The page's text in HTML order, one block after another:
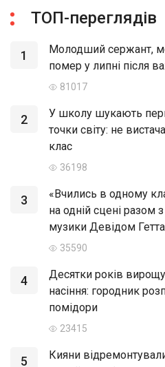
ТОП-переглядів
1
Молодший сержант,
помер у липні після
81017
2
У школу шукають
точки світу: не
клас
36198
3
«Вчились в одному
на одній сцені разом
музики Девідом Гетта
35590
4
Десятки років
насіння: городник
помідори
23415
5
Кияни